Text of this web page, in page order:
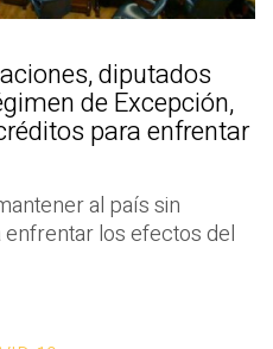
diputados
de Excepción,
para enfrentar
al país sin
los efectos del